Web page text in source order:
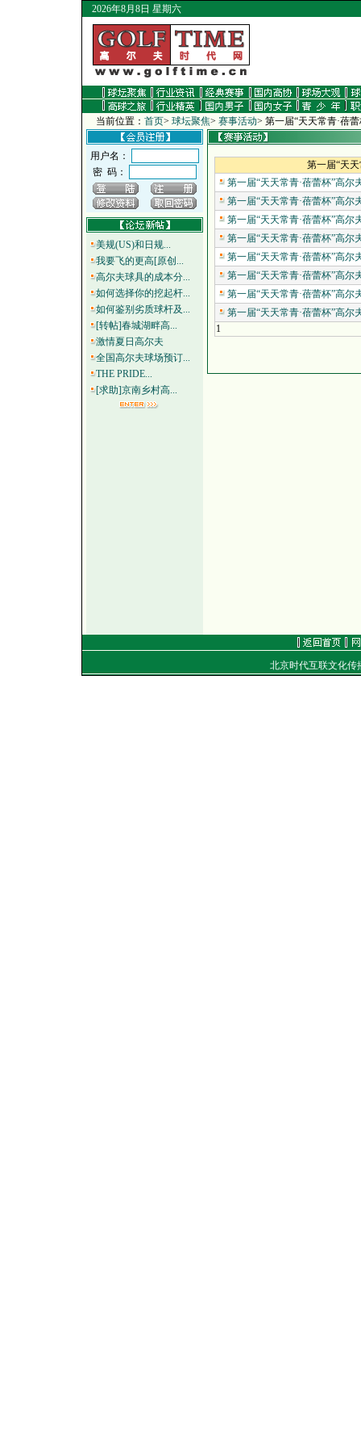
2026年8月8日 星期六
当前位置： 首页> 球坛聚焦> 赛事活动> 第一届“天天常青·蓓
用户名：
密 码：
美规(US)和日规...
我要飞的更高[原创...
高尔夫球具的成本分...
如何选择你的挖起杆...
如何鉴别劣质球杆及...
[转帖]春城湖畔高...
激情夏日高尔夫
全国高尔夫球场预订...
THE PRIDE...
[求助]京南乡村高...
第一届“天
第一届“天天常青·蓓蕾杯”高
第一届“天天常青·蓓蕾杯”高
第一届“天天常青·蓓蕾杯”高尔
第一届“天天常青·蓓蕾杯”高
第一届“天天常青·蓓蕾杯”高
第一届“天天常青·蓓蕾杯”高尔
第一届“天天常青·蓓蕾杯”高尔
第一届“天天常青·蓓蕾杯”高尔
1
北京时代互联文化